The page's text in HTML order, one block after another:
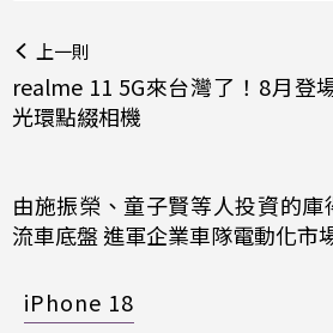
上一則
realme 11 5G來台灣了！8月登
光環點綴相機
由施振榮、童子賢等人投資的
流車底盤 進軍企業車隊電動化市
iPhone 18